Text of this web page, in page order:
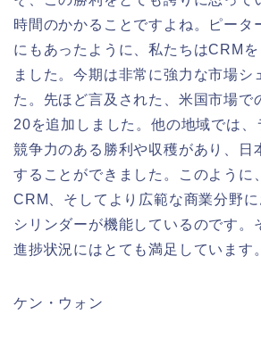
時間のかかることですよね。ピータ
にもあったように、私たちはCRM
ました。今期は非常に強力な市場シ
た。先ほど言及された、米国市場で
20を追加しました。他の地域では、
競争力のある勝利や収穫があり、日
することができました。このように
CRM、そしてより広範な商業分野
シリンダーが機能しているのです。
進捗状況にはとても満足しています。
ケン・ウォン